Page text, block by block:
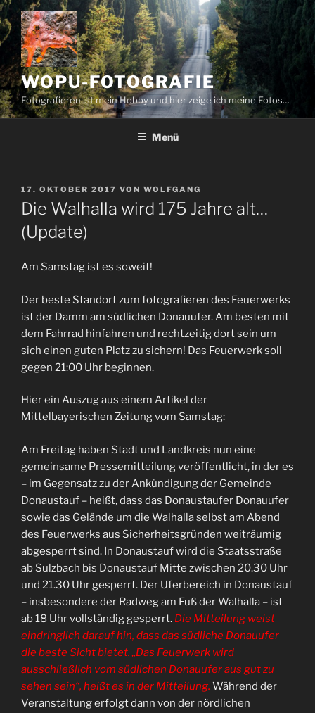
Zum
Inhalt
springen
WOPU-FOTOGRAFIE
Fotografieren ist mein Hobby und hier zeige ich meine Fotos…
Menü
VERÖFFENTLICHT
AM
17. OKTOBER 2017 VON WOLFGANG
Die Walhalla wird 175 Jahre alt…
(Update)
Am Samstag ist es soweit!
Der beste Standort zum fotografieren des Feuerwerks
ist der Damm am südlichen Donauufer. Am besten mit
dem Fahrrad hinfahren und rechtzeitig dort sein um
sich einen guten Platz zu sichern! Das Feuerwerk soll
gegen 21:00 Uhr beginnen.
Hier ein Auszug aus einem Artikel der
Mittelbayerischen Zeitung vom Samstag:
Am Freitag haben Stadt und Landkreis nun eine
gemeinsame Pressemitteilung veröffentlicht, in der es
– im Gegensatz zu der Ankündigung der Gemeinde
Donaustauf – heißt, dass das Donaustaufer Donauufer
sowie das Gelände um die Walhalla selbst am Abend
des Feuerwerks aus Sicherheitsgründen weiträumig
abgesperrt sind. In Donaustauf wird die Staatsstraße
ab Sulzbach bis Donaustauf Mitte zwischen 20.30 Uhr
und 21.30 Uhr gesperrt. Der Uferbereich in Donaustauf
– insbesondere der Radweg am Fuß der Walhalla – ist
ab 18 Uhr vollständig gesperrt. Die Mitteilung weist
eindringlich darauf hin, dass das südliche Donauufer
die beste Sicht bietet. „Das Feuerwerk wird
ausschließlich vom südlichen Donauufer aus gut zu
sehen sein“, heißt es in der Mitteilung. Während der
Veranstaltung erfolgt dann von der nördlichen